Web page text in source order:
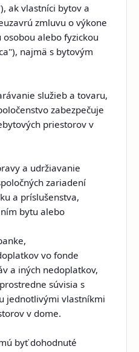
ak vlastníci bytov a
zmluvu o výkone
alebo fyzickou
najmä s bytovým
služieb a tovaru,
zabezpečuje
priestorov v
a udržiavanie
zariadení
a príslušenstva,
bytu alebo
vo fonde
a iných nedoplatkov,
súvisia s
jednotlivými vlastníkmi
v dome.
byť dohodnuté